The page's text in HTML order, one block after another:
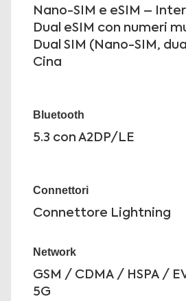
Nano-SIM e eSIM –
Dual eSIM con numeri
Dual SIM (Nano-SIM,
Cina
Bluetooth
5.3 con A2DP/LE
Connettori
Connettore Lightning
Network
GSM / CDMA / HSPA /
5G